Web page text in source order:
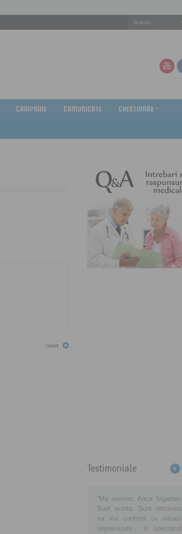
CAMPANIE COMUNICATE CHESTIONAR
reset
Testimoniale
“Ma numesc Anca Sigartau.
Sunt actrita. Sunt obisnuita
sa ma confrunt cu situatii
neprevazute... in spectacol